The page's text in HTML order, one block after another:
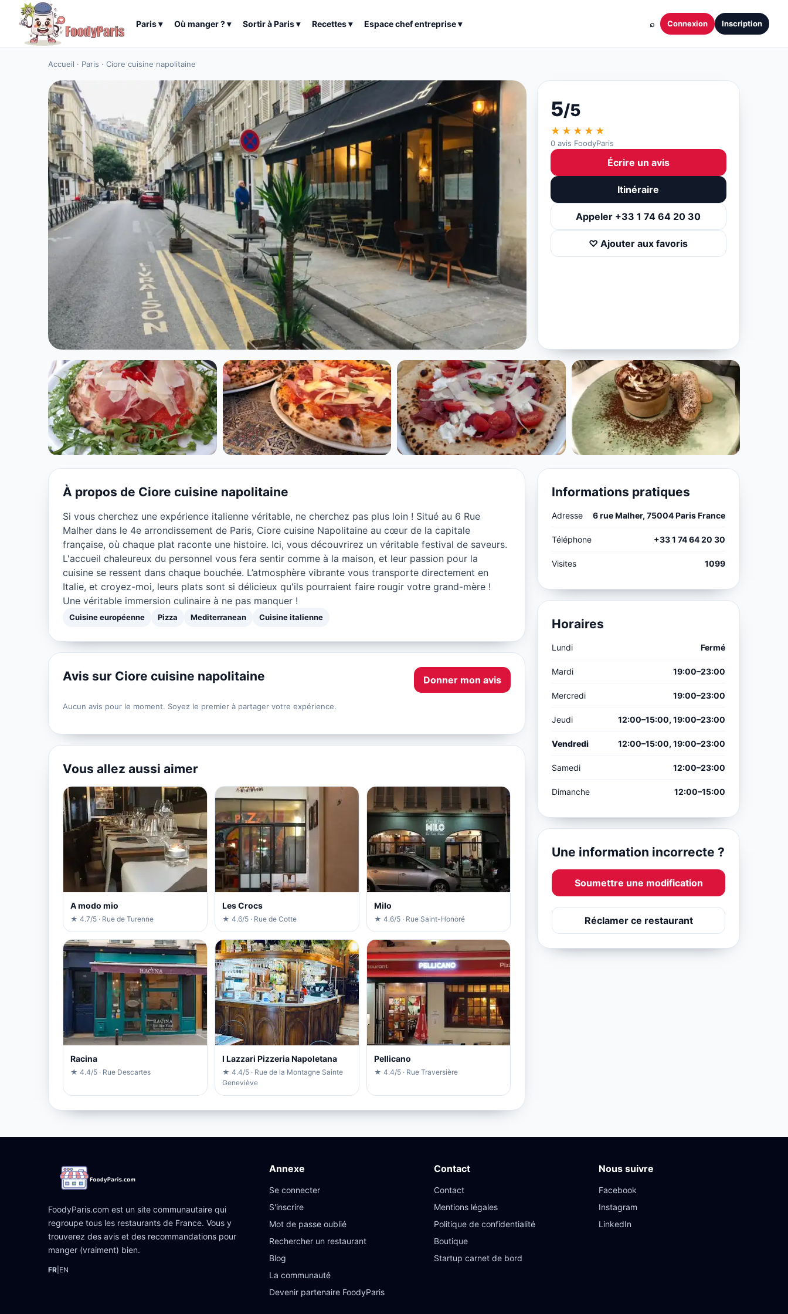
Paris▾ Où manger ?▾ Sortir àParis▾ Recettes▾ Espace chef entreprise▾ ⌕ Connexion Inscription
Accueil · Paris · Ciore cuisine napolitaine
CUISINE EUROPÉENNE
Ciore cuisine napolitaine à Paris
★ 5/5
5/5
★★★★★
0 avis FoodyParis
Écrire un avis
Itinéraire
Appeler +33 1 74 64 20 30
♡ Ajouter aux favoris
À propos de Ciore cuisine napolitaine
Si vous cherchez une expérience italienne véritable, ne cherchez pas plus loin ! Situé au 6 Rue
Malher dans le 4e arrondissement de Paris, Ciore cuisine Napolitaine au cœur de la capitale
française, où chaque plat raconte une histoire. Ici, vous découvrirez un véritable festival de saveurs.
L'accueil chaleureux du personnel vous fera sentir comme à la maison, et leur passion pour la
cuisine se ressent dans chaque bouchée. L’atmosphère vibrante vous transporte directement en
Italie, et croyez-moi, leurs plats sont si délicieux qu'ils pourraient faire rougir votre grand-mère !
Une véritable immersion culinaire à ne pas manquer !
Cuisine européenne Pizza Mediterranean Cuisine italienne
Avis sur Ciore cuisine napolitaine Donner mon avis
Aucun avis pour le moment. Soyez le premier à partager votre expérience.
Vous allez aussi aimer
A modo mio
★ 4.7/5 · Rue de Turenne
Les Crocs
★ 4.6/5 · Rue de Cotte
Milo
★ 4.6/5 · Rue Saint-Honoré
Racina
★ 4.4/5 · Rue Descartes
I Lazzari Pizzeria Napoletana
★ 4.4/5 · Rue de la Montagne Sainte
Geneviève
Pellicano
★ 4.4/5 · Rue Traversière
Informations pratiques
Adresse 6 rue Malher, 75004 Paris France
Téléphone +33 1 74 64 20 30
Visites 1099
Horaires
Lundi Fermé
Mardi 19:00–23:00
Mercredi 19:00–23:00
Jeudi 12:00–15:00, 19:00–23:00
Vendredi 12:00–15:00, 19:00–23:00
Samedi 12:00–23:00
Dimanche 12:00–15:00
Une information incorrecte ?
Soumettre une modification
Réclamer ce restaurant
FoodyParis.com est un site communautaire qui
regroupe tous les restaurants de France. Vous y
trouverez des avis et des recommandations pour
manger (vraiment) bien.
FR EN
Annexe
Se connecter
S'inscrire
Mot de passe oublié
Rechercher un restaurant
Blog
La communauté
Devenir partenaire FoodyParis
Contact
Contact
Mentions légales
Politique de confidentialité
Boutique
Startup carnet de bord
Nous suivre
Facebook
Instagram
LinkedIn